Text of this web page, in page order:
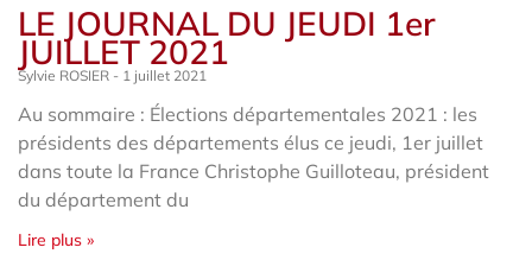
LE JOURNAL DU JEUDI 1er
JUILLET 2021
Sylvie ROSIER 1 juillet 2021
Au sommaire : Élections départementales 2021 : les
présidents des départements élus ce jeudi, 1er juillet
dans toute la France Christophe Guilloteau, président
du département du
Lire plus »